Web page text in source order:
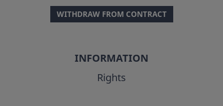
WITHDRAW FROM CONTRACT
INFORMATION
Rights